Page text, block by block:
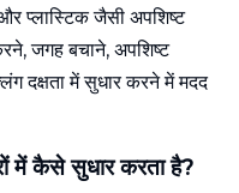
प्लास्टिक जैसी अपशिष्ट
जगह बचाने, अपशिष्ट
दक्षता में सुधार करने में मदद
में कैसे सुधार करता है?